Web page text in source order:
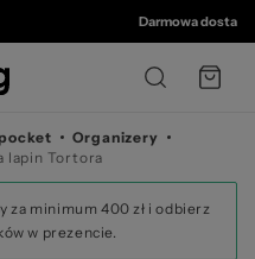
Darmowa dostawa
Organizery
lapin Tortora
za minimum 400 zł i odbierz
w prezencie.